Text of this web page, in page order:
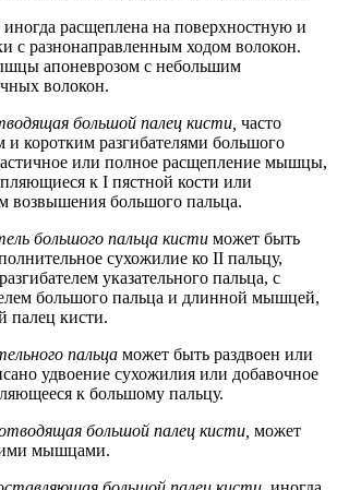
иногда расщеплена на поверхностную и
с разнонаправленным ходом волокон.
апоневрозом с небольшим
волокон.
большой палец кисти, часто
коротким разгибателями большого
или полное расщепление мышцы,
к I пястной кости или
большого пальца.
большого пальца кисти может быть
сухожилие ко II пальцу,
указательного пальца, с
большого пальца и длинной мышцей,
палец кисти.
пальца может быть раздвоен или
удвоение сухожилия или добавочное
к большому пальцу.
большой палец кисти, может
мышцами.